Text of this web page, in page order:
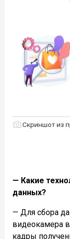
Скриншот из
❮
— Какие
данных?
— Для сбора
видеокамера
кадры